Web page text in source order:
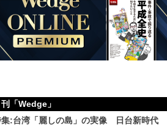
刊「Wedge」
集:台湾「麗しの島」の実像 日台新時代